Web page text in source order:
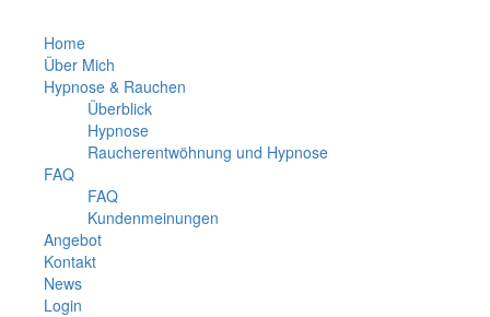
Home
Über Mich
Hypnose & Rauchen
Überblick
Hypnose
Raucherentwöhnung und Hypnose
FAQ
FAQ
Kundenmeinungen
Angebot
Kontakt
News
Login